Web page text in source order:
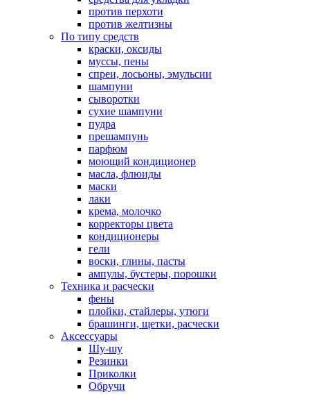
против перхоти
против желтизны
По типу средств
краски, оксиды
муссы, пены
спреи, лосьоны, эмульсии
шампуни
сыворотки
сухие шампуни
пудра
прешампунь
парфюм
моющий кондиционер
масла, флюиды
маски
лаки
крема, молочко
корректоры цвета
кондиционеры
гели
воски, глины, пасты
ампулы, бустеры, порошки
Техника и расчески
фены
плойки, стайлеры, утюги
брашинги, щетки, расчески
Аксессуары
Шу-шу
Резинки
Приколки
Обручи